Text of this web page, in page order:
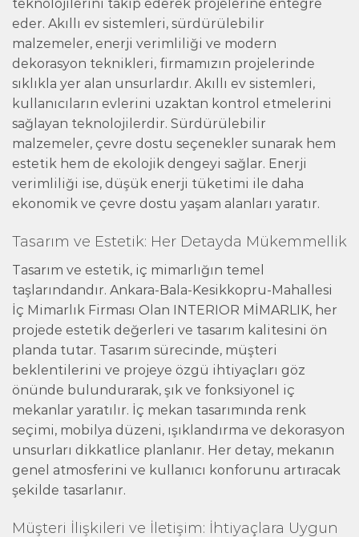
teknolojilerini takip ederek projelerine entegre
eder. Akıllı ev sistemleri, sürdürülebilir
malzemeler, enerji verimliliği ve modern
dekorasyon teknikleri, firmamızın projelerinde
sıklıkla yer alan unsurlardır. Akıllı ev sistemleri,
kullanıcıların evlerini uzaktan kontrol etmelerini
sağlayan teknolojilerdir. Sürdürülebilir
malzemeler, çevre dostu seçenekler sunarak hem
estetik hem de ekolojik dengeyi sağlar. Enerji
verimliliği ise, düşük enerji tüketimi ile daha
ekonomik ve çevre dostu yaşam alanları yaratır.
Tasarım ve Estetik: Her Detayda Mükemmellik
Tasarım ve estetik, iç mimarlığın temel
taşlarındandır. Ankara-Bala-Kesikkopru-Mahallesi
İç Mimarlık Firması Olan INTERIOR MİMARLIK, her
projede estetik değerleri ve tasarım kalitesini ön
planda tutar. Tasarım sürecinde, müşteri
beklentilerini ve projeye özgü ihtiyaçları göz
önünde bulundurarak, şık ve fonksiyonel iç
mekanlar yaratılır. İç mekan tasarımında renk
seçimi, mobilya düzeni, ışıklandırma ve dekorasyon
unsurları dikkatlice planlanır. Her detay, mekanın
genel atmosferini ve kullanıcı konforunu artıracak
şekilde tasarlanır.
Müşteri İlişkileri ve İletişim: İhtiyaçlara Uygun